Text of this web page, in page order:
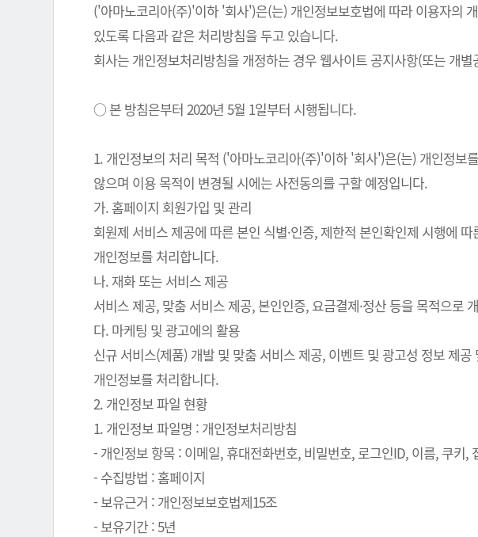
('아마노코리아(주)'이하 '회사')은(는) 개인정보보호법에 따라 이용자의
있도록 다음과 같은 처리방침을 두고 있습니다.
회사는 개인정보처리방침을 개정하는 경우 웹사이트 공지사항(또는 개
○ 본 방침은부터 2020년 5월 1일부터 시행됩니다.
1. 개인정보의 처리 목적 ('아마노코리아(주)'이하 '회사')은(는) 개인정보
않으며 이용 목적이 변경될 시에는 사전동의를 구할 예정입니다.
가. 홈페이지 회원가입 및 관리
회원제 서비스 제공에 따른 본인 식별·인증, 제한적 본인확인제 시행에
개인정보를 처리합니다.
나. 재화 또는 서비스 제공
서비스 제공, 맞춤 서비스 제공, 본인인증, 요금결제·정산 등을 목적으로
다. 마케팅 및 광고에의 활용
신규 서비스(제품) 개발 및 맞춤 서비스 제공, 이벤트 및 광고성 정보 제
개인정보를 처리합니다.
2. 개인정보 파일 현황
1. 개인정보 파일명 : 개인정보처리방침
- 개인정보 항목 : 이메일, 휴대전화번호, 비밀번호, 로그인ID, 이름, 쿠키,
- 수집방법 : 홈페이지
- 보유근거 : 개인정보보호법제15조
- 보유기간 : 5년